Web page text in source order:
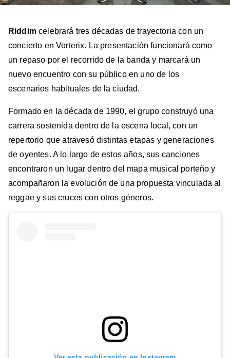
Riddimcelebrará tres décadas de trayectoria con un
concierto en Vorterix. La presentación funcionará como
un repaso por el recorrido de la banda y marcará un
nuevo encuentro con su público en uno de los
escenarios habituales de la ciudad.
Formado en la década de 1990, el grupo construyó una
carrera sostenida dentro de la escena local, con un
repertorio que atravesó distintas etapas y generaciones
de oyentes. A lo largo de estos años, sus canciones
encontraron un lugar dentro del mapa musical porteño y
acompañaron la evolución de una propuesta vinculada al
reggae y sus cruces con otros géneros.